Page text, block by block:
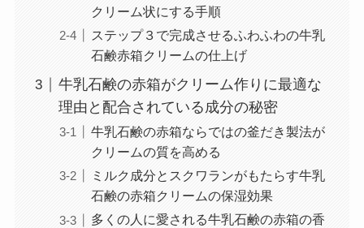
クリーム状にする手順
ステップ３で完成させるふわふわの牛乳
石鹸赤箱クリームの仕上げ
牛乳石鹸の赤箱がクリーム作りに最適な
理由と配合されている成分の秘密
牛乳石鹸の赤箱ならではの釜だき製法が
クリームの質を高める
ミルク成分とスクワランがもたらす牛乳
石鹸の赤箱クリームの保湿効果
多くの人に愛される牛乳石鹸の赤箱の香